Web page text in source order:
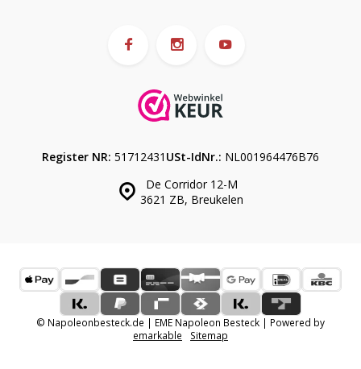
De Corridor 12-M
3621 ZB, Breukelen
Register NR: 51712431 USt-IdNr.: NL001964476B76
© Napoleonbesteck.de | EME Napoleon Besteck | Powered by
emarkable
Sitemap